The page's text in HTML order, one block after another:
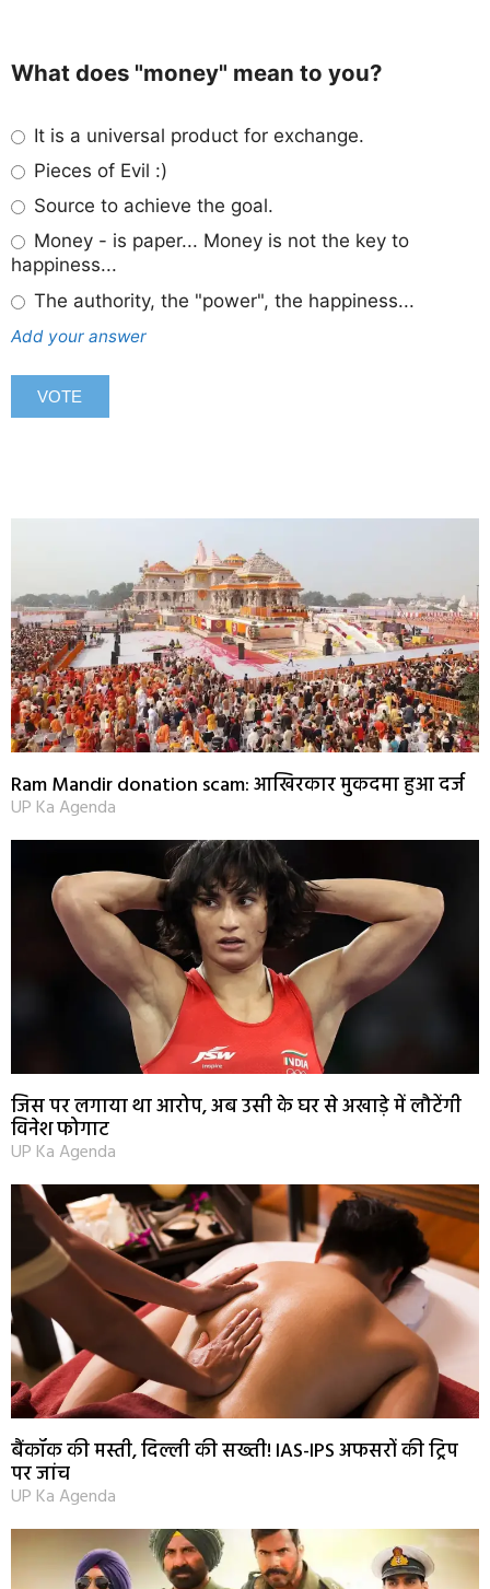
What does "money" mean to you?
It is a universal product for exchange.
Pieces of Evil :)
Source to achieve the goal.
Money - is paper... Money is not the key to
happiness...
The authority, the "power", the happiness...
Add your answer
Ram Mandir donation scam: आखिरकार मुकदमा हुआ दर्ज
UP Ka Agenda
जिस पर लगाया था आरोप, अब उसी के घर से अखाड़े में लौटेंगी
विनेश फोगाट
UP Ka Agenda
बैंकॉक की मस्ती, दिल्ली की सख्ती! IAS-IPS अफसरों की ट्रिप
पर जांच
UP Ka Agenda